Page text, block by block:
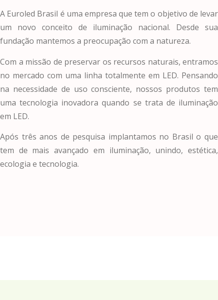
A Euroled Brasil é uma empresa que tem o objetivo de levar
um novo conceito de iluminação nacional. Desde sua
fundação mantemos a preocupação com a natureza.
Com a missão de preservar os recursos naturais, entramos
no mercado com uma linha totalmente em LED. Pensando
na necessidade de uso consciente, nossos produtos tem
uma tecnologia inovadora quando se trata de iluminação
em LED.
Após três anos de pesquisa implantamos no Brasil o que
tem de mais avançado em iluminação, unindo, estética,
ecologia e tecnologia.